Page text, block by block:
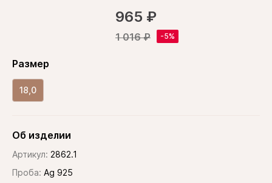
965 ₽
1 016 ₽
Размер
18,0
Об изделии
Артикул: 2862.1
Проба: Ag 925